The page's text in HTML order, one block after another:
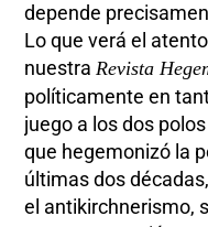
depende
Lo que verá el
nuestraRevista
políticamente en
juego a los dos
que hegemonizó la
últimas dos
el antikirchnerismo,